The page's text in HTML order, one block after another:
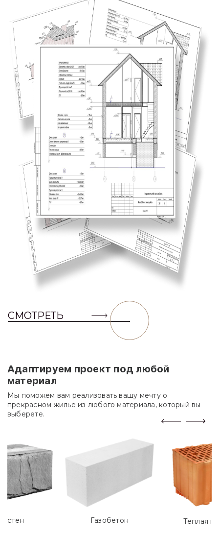
СМОТРЕТЬ
Адаптируем проект под любой
материал
Мы поможем вам реализовать вашу мечту о
прекрасном жилье из любого материала, который вы
выберете.
Газобетон Теплая